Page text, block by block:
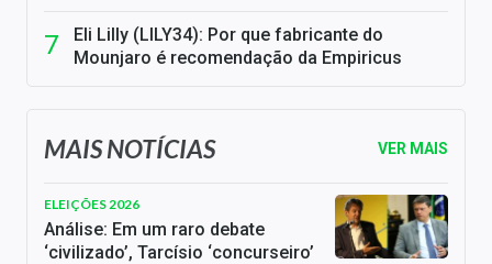
Eli Lilly (LILY34): Por que fabricante do
Mounjaro é recomendação da Empiricus
MAIS NOTÍCIAS VER MAIS
ELEIÇÕES 2026
Análise: Em um raro debate
‘civilizado’, Tarcísio ‘concurseiro’